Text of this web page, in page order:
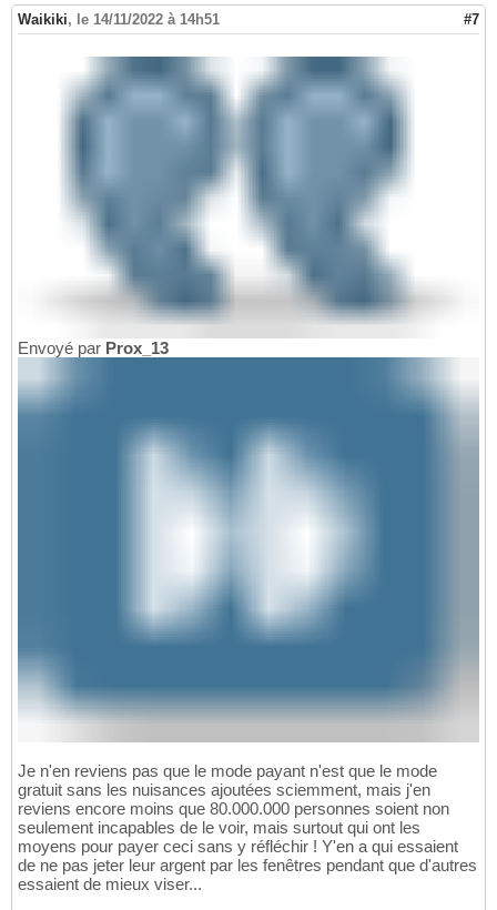
Waikiki, le 14/11/2022 à 14h51 #7
Envoyé par Prox_13
Je n'en reviens pas que le mode payant n'est que le mode
gratuit sans les nuisances ajoutées sciemment, mais j'en
reviens encore moins que 80.000.000 personnes soient non
seulement incapables de le voir, mais surtout qui ont les
moyens pour payer ceci sans y réfléchir ! Y'en a qui essaient
de ne pas jeter leur argent par les fenêtres pendant que d'autres
essaient de mieux viser...